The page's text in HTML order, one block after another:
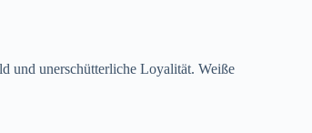
und unerschütterliche Loyalität. Weiße